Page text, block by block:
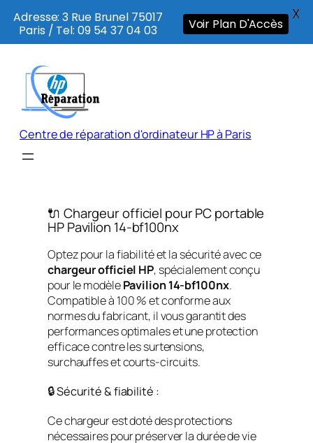
contenu
Centre de réparation d'ordinateur HP à Paris
🔌 Chargeur officiel pour PC portable
HP Pavilion 14-bf100nx
Optez pour la fiabilité et la sécurité avec ce
chargeur officiel HP, spécialement conçu
pour le modèlePavilion 14-bf100nx.
Compatible à 100 % et conforme aux
normes du fabricant, il vous garantit des
performances optimales et une protection
efficace contre les surtensions,
surchauffes et courts-circuits.
🔒 Sécurité & fiabilité :
Ce chargeur est doté des protections
nécessaires pour préserver la durée de vie
Adresse: 3 Rue Brunel 75017
Paris / Tel: 09 54 37 04 03
Voir Plan D'Accès
X